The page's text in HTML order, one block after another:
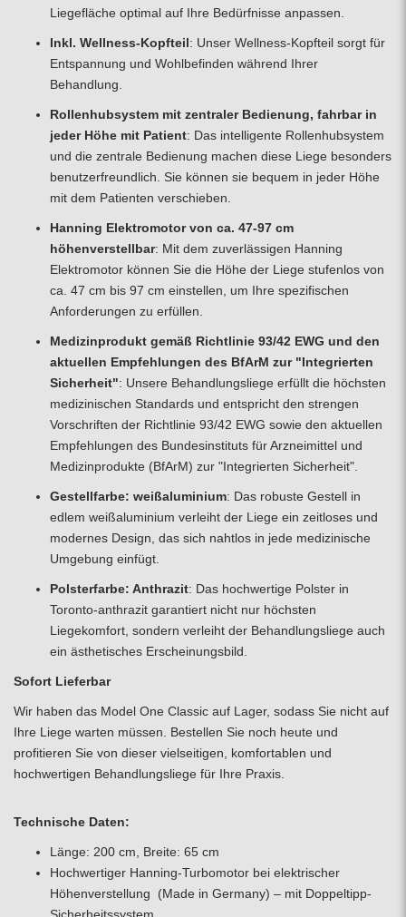
Liegefläche optimal auf Ihre Bedürfnisse anpassen.
Inkl. Wellness-Kopfteil: Unser Wellness-Kopfteil sorgt für
Entspannung und Wohlbefinden während Ihrer
Behandlung.
Rollenhubsystem mit zentraler Bedienung, fahrbar in
jeder Höhe mit Patient: Das intelligente Rollenhubsystem
und die zentrale Bedienung machen diese Liege besonders
benutzerfreundlich. Sie können sie bequem in jeder Höhe
mit dem Patienten verschieben.
Hanning Elektromotor von ca. 47-97 cm
höhenverstellbar: Mit dem zuverlässigen Hanning
Elektromotor können Sie die Höhe der Liege stufenlos von
ca. 47 cm bis 97 cm einstellen, um Ihre spezifischen
Anforderungen zu erfüllen.
Medizinprodukt gemäß Richtlinie 93/42 EWG und den
aktuellen Empfehlungen des BfArM zur "Integrierten
Sicherheit": Unsere Behandlungsliege erfüllt die höchsten
medizinischen Standards und entspricht den strengen
Vorschriften der Richtlinie 93/42 EWG sowie den aktuellen
Empfehlungen des Bundesinstituts für Arzneimittel und
Medizinprodukte (BfArM) zur "Integrierten Sicherheit".
Gestellfarbe: weißaluminium: Das robuste Gestell in
edlem weißaluminium verleiht der Liege ein zeitloses und
modernes Design, das sich nahtlos in jede medizinische
Umgebung einfügt.
Polsterfarbe: Anthrazit: Das hochwertige Polster in
Toronto-anthrazit garantiert nicht nur höchsten
Liegekomfort, sondern verleiht der Behandlungsliege auch
ein ästhetisches Erscheinungsbild.
Sofort Lieferbar
Wir haben das Model One Classic auf Lager, sodass Sie nicht auf
Ihre Liege warten müssen. Bestellen Sie noch heute und
profitieren Sie von dieser vielseitigen, komfortablen und
hochwertigen Behandlungsliege für Ihre Praxis.
Technische Daten:
Länge: 200 cm, Breite: 65 cm
Hochwertiger Hanning-Turbomotor bei elektrischer
Höhenverstellung (Made in Germany) – mit Doppeltipp-